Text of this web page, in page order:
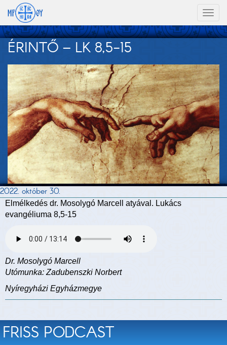
ÉRINTŐ – LK 8,5-15
2022. október 30.
Elmélkedés dr. Mosolygó Marcell atyával. Lukács
evangéliuma 8,5-15
Dr. Mosolygó Marcell
Utómunka: Zadubenszki Norbert
Nyíregyházi Egyházmegye
FRISS PODCAST